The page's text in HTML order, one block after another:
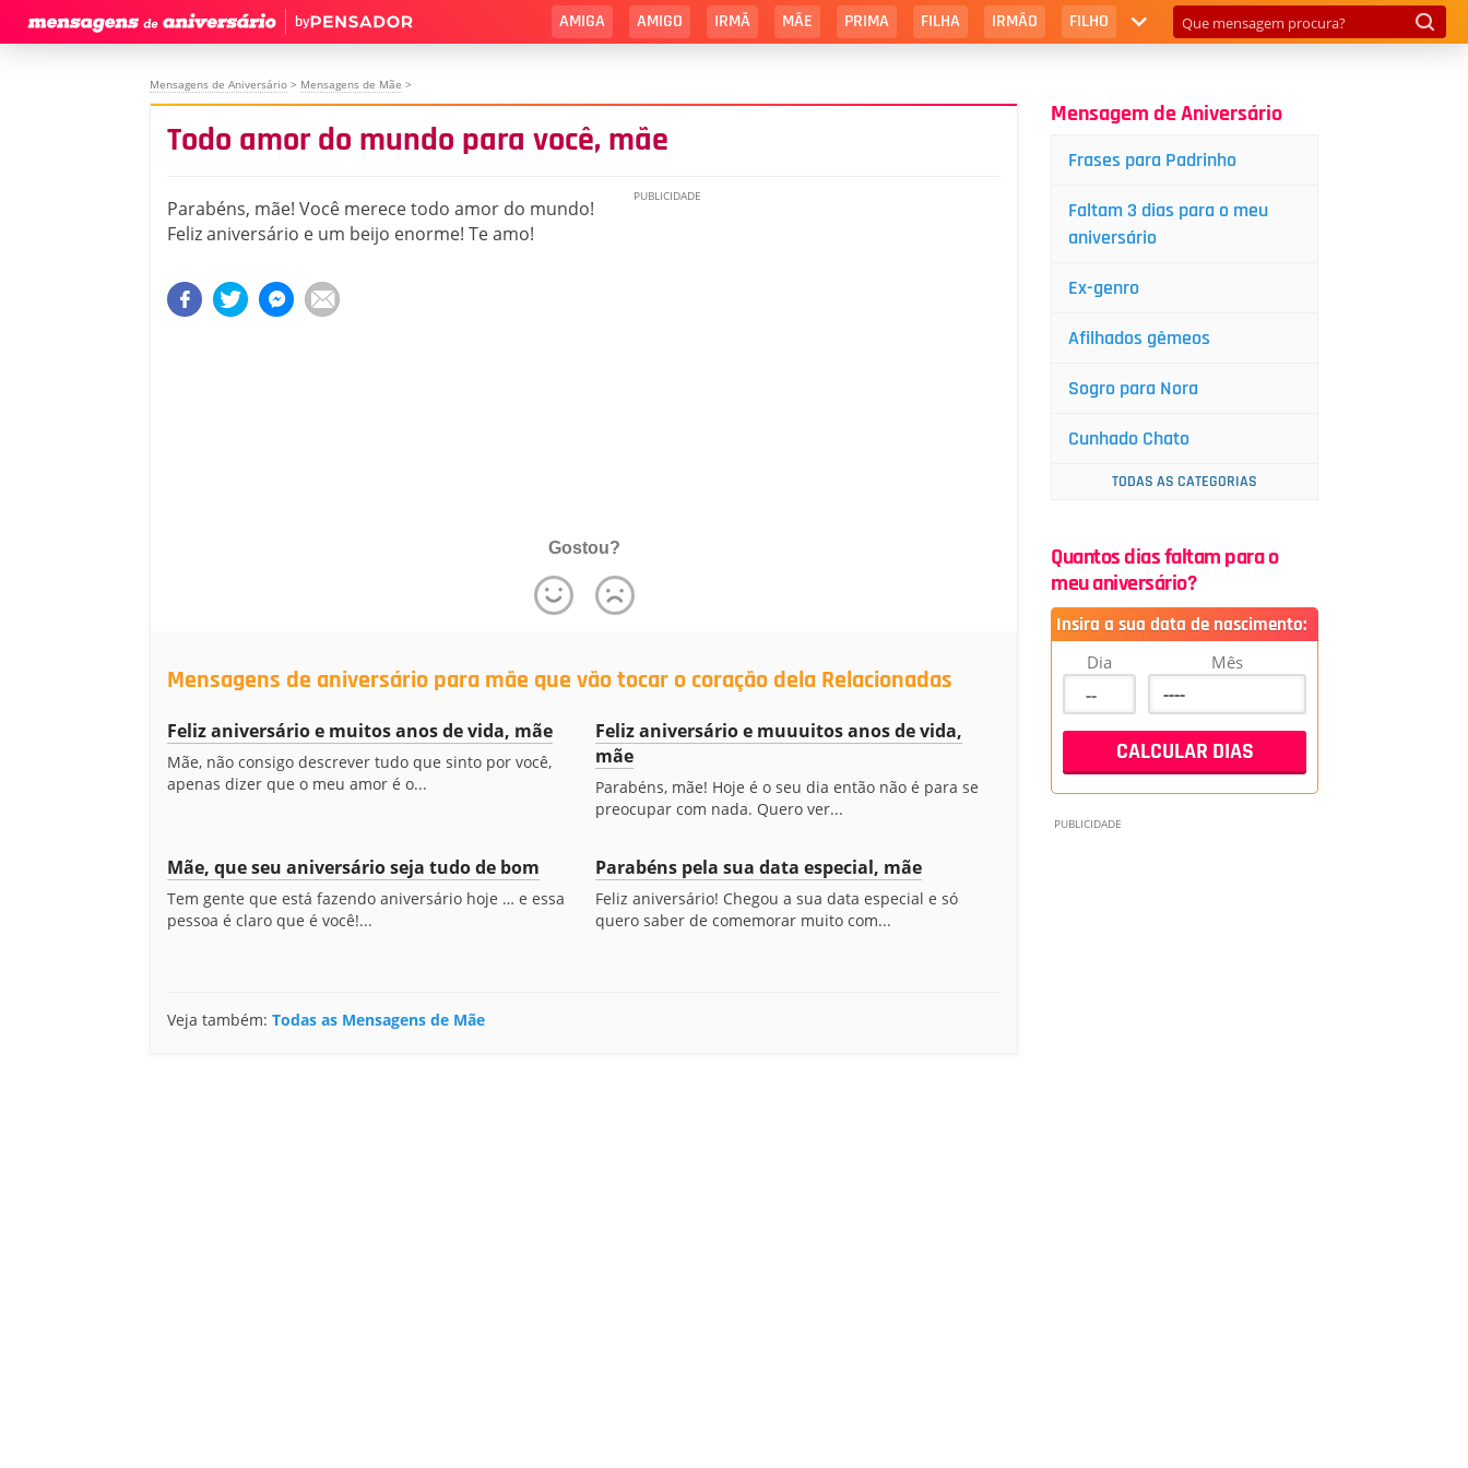
by AMIGA AMIGO IRMÃ MÃE PRIMA FILHA IRMÃO FILHO
Mensagens de Aniversário > Mensagens de Mãe >
Todo amor do mundo para você, mãe
Parabéns, mãe! Você merece todo amor do mundo!
Feliz aniversário e um beijo enorme! Te amo!
Gostou?
Mensagens de aniversário para mãe que vão tocar o coração dela Relacionadas
Feliz aniversário e muitos anos de vida, mãe
Mãe, não consigo descrever tudo que sinto por você,
apenas dizer que o meu amor é o...
Feliz aniversário e muuuitos anos de vida,
mãe
Parabéns, mãe! Hoje é o seu dia então não é para se
preocupar com nada. Quero ver...
Mãe, que seu aniversário seja tudo de bom
Tem gente que está fazendo aniversário hoje … e essa
pessoa é claro que é você!...
Parabéns pela sua data especial, mãe
Feliz aniversário! Chegou a sua data especial e só
quero saber de comemorar muito com...
Veja também: Todas as Mensagens de Mãe
Mensagem de Aniversário
Frases para Padrinho
Faltam 3 dias para o meu
aniversário
Ex-genro
Afilhados gêmeos
Sogro para Nora
Cunhado Chato
TODAS AS CATEGORIAS
Quantos dias faltam para o
meu aniversário?
Insira a sua data de nascimento:
Dia Mês